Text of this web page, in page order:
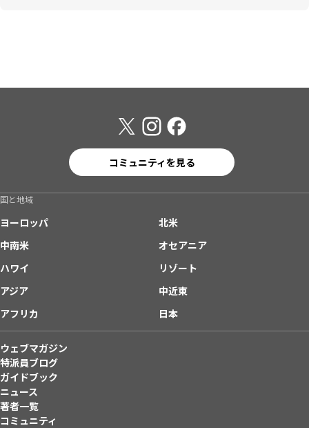
コミュニティを見る
国と地域
ヨーロッパ
北米
中南米
オセアニア
ハワイ
リゾート
アジア
中近東
アフリカ
日本
ウェブマガジン
特派員ブログ
ガイドブック
ニュース
著者一覧
コミュニティ